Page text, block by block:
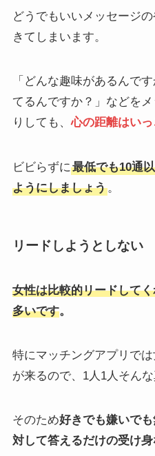
どうでもいいメッセージ
きてしまいます。
「どんな趣味があるんで
てるんですか？」などを
りしても、心の距離はい
ビビらずに 最低でも10通
ようにしましょう。
リードしようとしない
女性は比較的リードして
多いです。
特にマッチングアプリで
が来るので、1人1人そん
そのため好きでも嫌いで
対して答えるだけの受け身